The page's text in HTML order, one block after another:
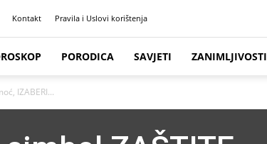
Kontakt Pravila i Uslovi korištenja
PORODICA SAVJETI ZANIMLJIVOSTI
IZABERI...